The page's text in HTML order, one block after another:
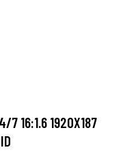
7 16:1.6 1920X187